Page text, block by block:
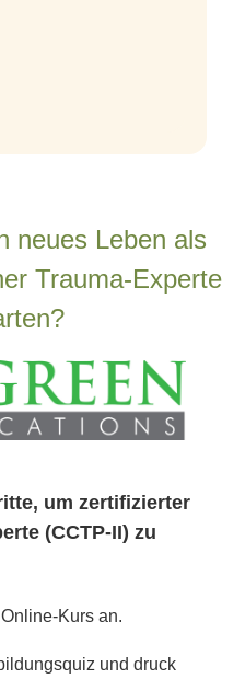
neues Leben als
Trauma-Experte
um zertifizierter
(CCTP-II) zu
Kurs an.
und druck